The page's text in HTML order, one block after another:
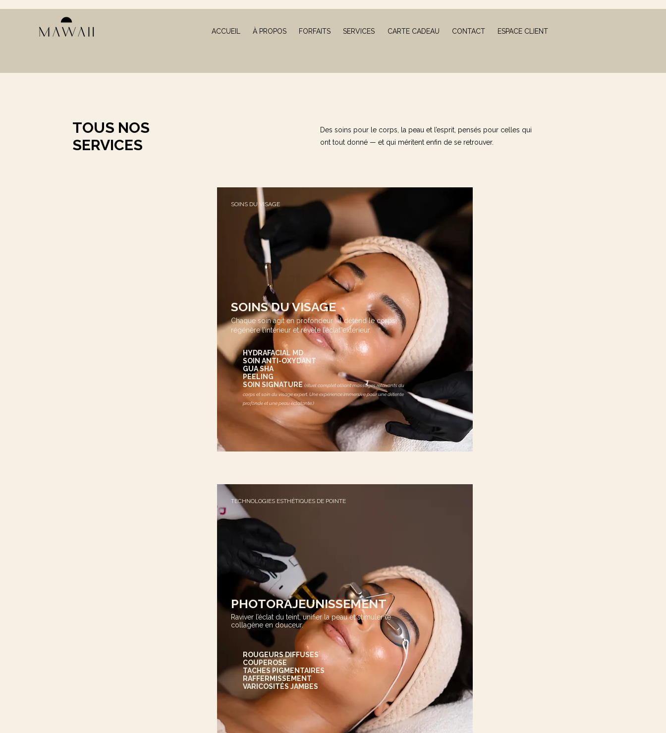
ACCUEIL À PROPOS FORFAITS SERVICES CARTE CADEAU CONTACT ESPACE CLIENT
TOUS NOS
SERVICES
Des soins pour le corps, la peau et l’esprit, pensés pour celles qui
ont tout donné — et qui méritent enfin de se retrouver.
SOINS DU VISAGE
SOINS DU VISAGE
Chaque soin agit en profondeur : il détend le corps,
régénère l’intérieur et révèle l’éclat extérieur.
HYDRAFACIAL MD
SOIN ANTI-OXYDANT
GUA SHA
PEELING
SOIN SIGNATURE (rituel complet alliant massages relaxants du
corps et soin du visage expert. Une expérience immersive pour une détente
profonde et une peau éclatante.)
TECHNOLOGIES ESTHÉTIQUES DE POINTE
PHOTORAJEUNISSEMENT
Raviver l’éclat du teint, unifier la peau et stimuler le
collagène en douceur.​
ROUGEURS DIFFUSES
COUPEROSE
TACHES PIGMENTAIRES
RAFFERMISSEMENT
VARICOSITÉS JAMBES